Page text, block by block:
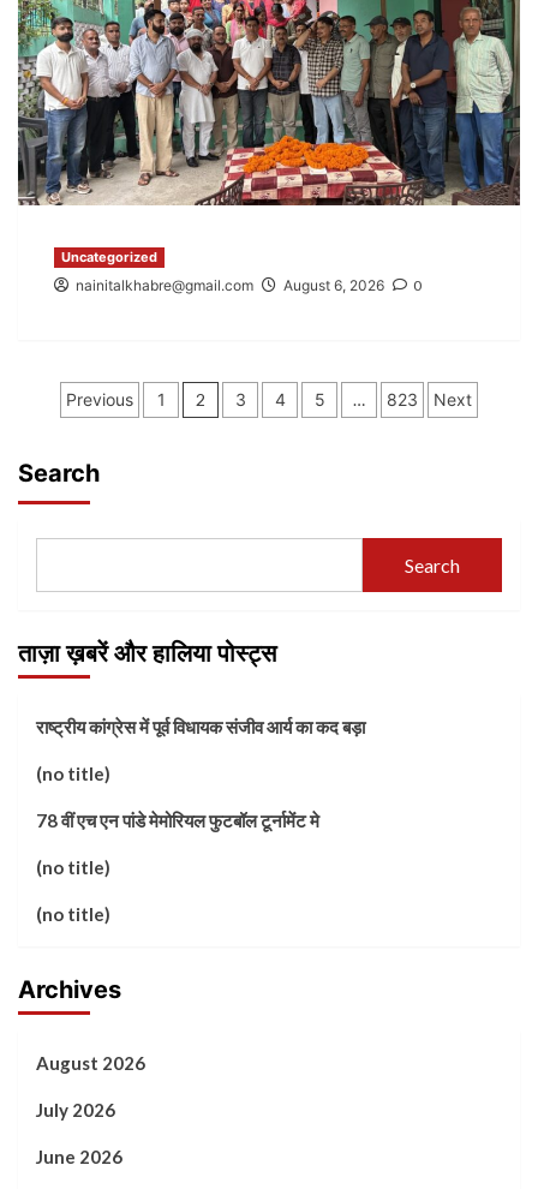
Uncategorized
nainitalkhabre@gmail.com August 6, 2026 0
Posts
Previous 1 2 3 4 5 … 823 Next
Search
Search
ताज़ा ख़बरें और हालिया पोस्ट्स
राष्ट्रीय कांग्रेस में पूर्व विधायक संजीव आर्य का कद बड़ा
(no title)
78 वीं एच एन पांडे मेमोरियल फुटबॉल टूर्नामेंट मे
(no title)
(no title)
Archives
August 2026
July 2026
June 2026